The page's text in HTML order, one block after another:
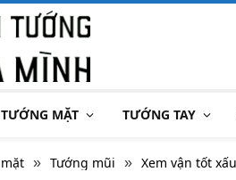
TƯỚNG MẶT TƯỚNG TAY
» Tướng mũi » Xem vận tốt